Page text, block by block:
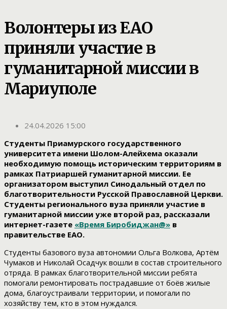
Волонтеры из ЕАО
приняли участие в
гуманитарной миссии в
Мариуполе
24.04.2026 15:00
Студенты Приамурского государственного
университета имени Шолом-Алейхема оказали
необходимую помощь историческим территориям в
рамках Патриаршей гуманитарной миссии. Ее
организатором выступил Синодальный отдел по
благотворительности Русской Православной Церкви.
Студенты регионального вуза приняли участие в
гуманитарной миссии уже второй раз, рассказали
интернет-газете «Время Биробиджан@» в
правительстве ЕАО.
Студенты базового вуза автономии Ольга Волкова, Артём
Чумаков и Николай Осадчук вошли в состав строительного
отряда. В рамках благотворительной миссии ребята
помогали ремонтировать пострадавшие от боёв жилые
дома, благоустраивали территории, и помогали по
хозяйству тем, кто в этом нуждался.